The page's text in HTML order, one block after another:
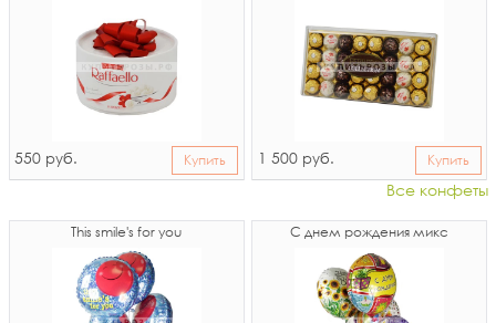
550 руб. Купить 1 500 руб. Купить
Все конфеты
This smile's for you С днем рождения микс